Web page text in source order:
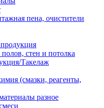
пена, очистители
стен и потолка
Такелаж
(смазки, реагенты,
разное